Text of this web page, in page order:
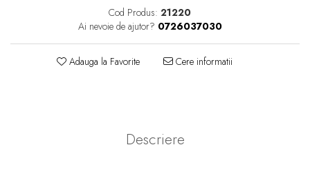
Cod Produs: 21220
Ai nevoie de ajutor? 0726037030
Adauga la Favorite Cere informatii
Descriere